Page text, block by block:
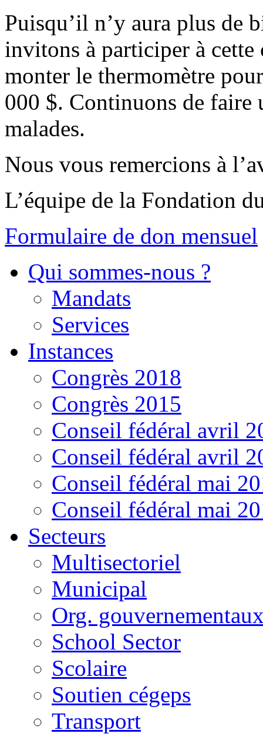
Puisqu’il n’y aura plus de
invitons à participer à cette
monter le thermomètre
000 $. Continuons de faire
malades.
Nous vous remercions à
L’équipe de la Fondation
Formulaire de don mensuel
Qui sommes-nous ?
Mandats
Services
Instances
Congrès 2018
Congrès 2015
Conseil fédéral avril
Conseil fédéral avril
Conseil fédéral mai
Conseil fédéral mai
Secteurs
Multisectoriel
Municipal
Org.
School Sector
Scolaire
Soutien cégeps
Transport